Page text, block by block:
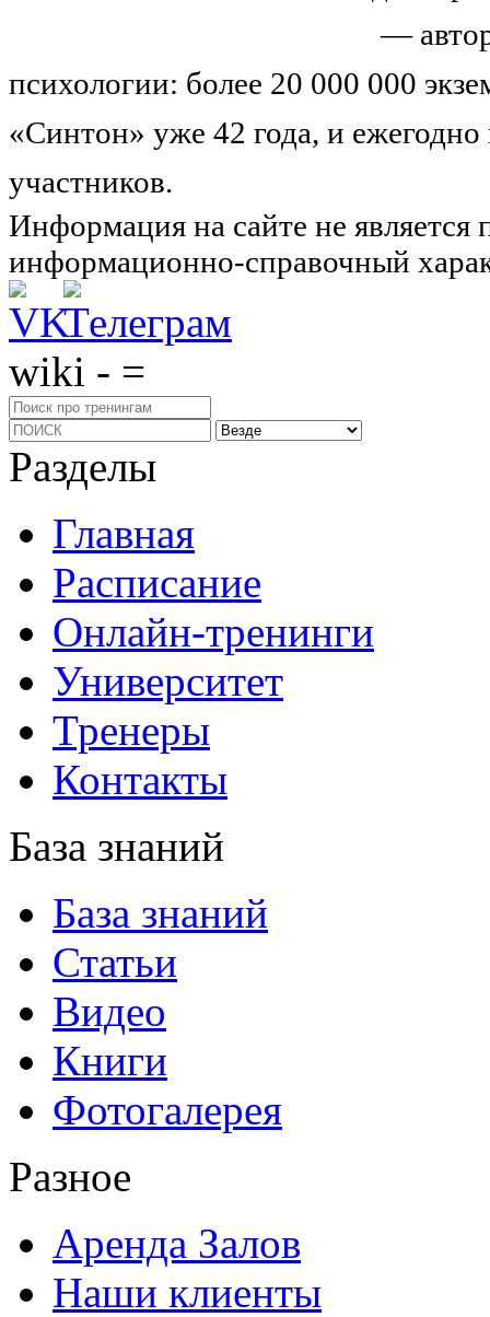
—
психологии: более 20 000 000
«Синтон» уже 42 года, и
участников.
Информация на сайте не
информационно-справочный
wiki - =
Разделы
Главная
Расписание
Онлайн-тренинги
Университет
Тренеры
Контакты
База знаний
База знаний
Статьи
Видео
Книги
Фотогалерея
Разное
Аренда Залов
Наши клиенты